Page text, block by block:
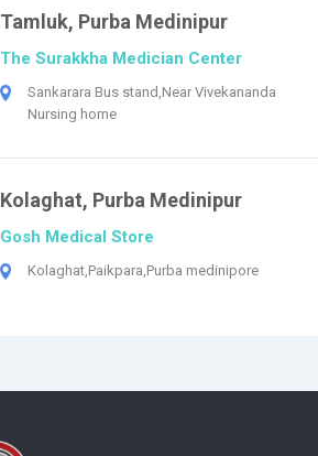
Tamluk, Purba Medinipur
The Surakkha Medician Center
Sankarara Bus stand,Near Vivekananda
Nursing home
Kolaghat, Purba Medinipur
Gosh Medical Store
Kolaghat,Paikpara,Purba medinipore